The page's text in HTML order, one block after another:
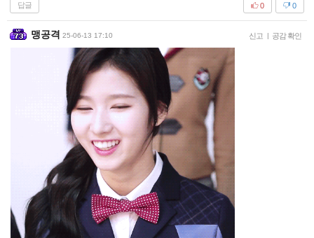
답글 0
0
맹공격 25-06-13 17:10 신고 | 공감 확인